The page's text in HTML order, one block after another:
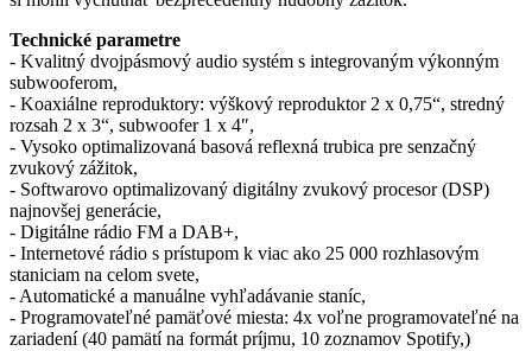
Technické parametre
- Kvalitný dvojpásmový audio systém s integrovaným výkonným
subwooferom,
- Koaxiálne reproduktory: výškový reproduktor 2 x 0,75“, stredný
rozsah 2 x 3“, subwoofer 1 x 4″,
- Vysoko optimalizovaná basová reflexná trubica pre senzačný
zvukový zážitok,
- Softwarovo optimalizovaný digitálny zvukový procesor (DSP)
najnovšej generácie,
- Digitálne rádio FM a DAB+,
- Internetové rádio s prístupom k viac ako 25 000 rozhlasovým
staniciam na celom svete,
- Automatické a manuálne vyhľadávanie staníc,
- Programovateľné pamäťové miesta: 4x voľne programovateľné na
zariadení (40 pamätí na formát príjmu, 10 zoznamov Spotify,)